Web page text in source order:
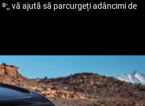
®;, vă ajută să parcurgeți adâncimi de